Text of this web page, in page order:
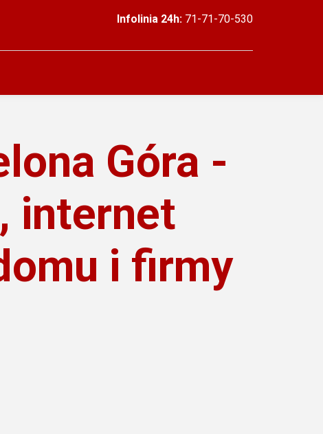
Infolinia 24h: 71-71-70-530
Góra -
internet
i firmy